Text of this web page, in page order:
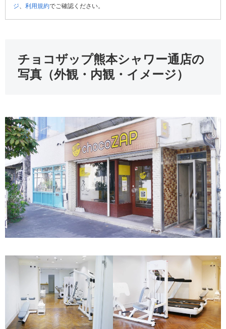
ジ、 利用規約でご確認ください。
チョコザップ熊本シャワー通店の
写真（外観・内観・イメージ）